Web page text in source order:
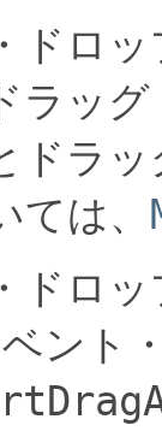
ドロ
ラッ
ドラ
は、
ドロ
ント